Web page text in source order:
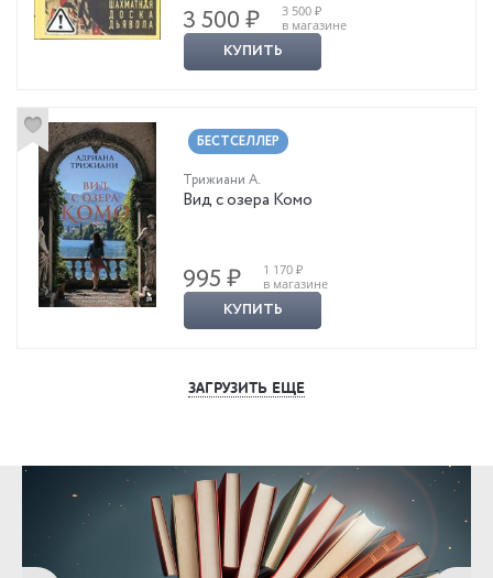
3 500 ₽
3 500 ₽
в магазине
КУПИТЬ
БЕСТСЕЛЛЕР
Трижиани А.
Вид с озера Комо
995 ₽
1 170 ₽
в магазине
КУПИТЬ
ЗАГРУЗИТЬ ЕЩЕ